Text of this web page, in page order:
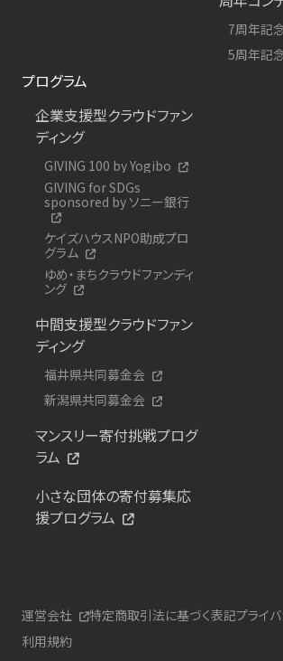
7周年記
5周年記
プログラム
企業支援型クラウドファン
ディング
GIVING 100 by Yogibo
GIVING for SDGs
sponsored by ソニー銀行
ケイズハウスNPO助成プロ
グラム
ゆめ・まちクラウドファンディ
ング
中間支援型クラウドファン
ディング
福井県共同募金会
新潟県共同募金会
マンスリー寄付挑戦プログ
ラム
小さな団体の寄付募集応
援プログラム
運営会社 特定商取引法に基づく表記プライ
利用規約